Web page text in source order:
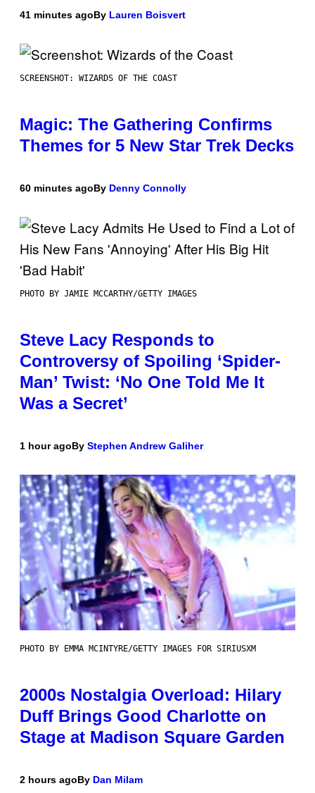
41 minutes agoBy Lauren Boisvert
SCREENSHOT: WIZARDS OF THE COAST
Magic: The Gathering Confirms
Themes for 5 New Star Trek Decks
60 minutes agoBy Denny Connolly
PHOTO BY JAMIE MCCARTHY/GETTY IMAGES
Steve Lacy Responds to
Controversy of Spoiling ‘Spider-
Man’ Twist: ‘No One Told Me It
Was a Secret’
1 hour agoBy Stephen Andrew Galiher
PHOTO BY EMMA MCINTYRE/GETTY IMAGES FOR SIRIUSXM
2000s Nostalgia Overload: Hilary
Duff Brings Good Charlotte on
Stage at Madison Square Garden
2 hours agoBy Dan Milam